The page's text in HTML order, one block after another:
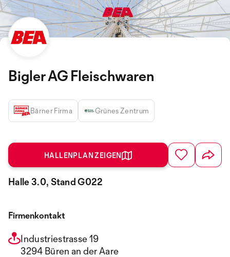
Bigler AG Fleischwaren
Bärner Firma Grünes Zentrum
HALLENPLAN ZEIGEN
Halle 3.0, Stand G022
Firmenkontakt
Industriestrasse 19
3294 Büren an der Aare